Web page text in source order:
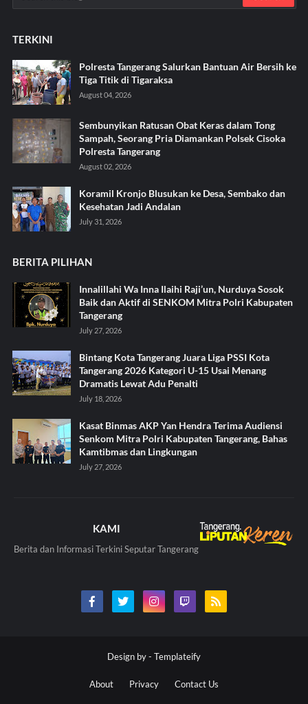
TERKINI
Polresta Tangerang Salurkan Bantuan Air Bersih ke
Tiga Titik di Tigaraksa ‎
August 04, 2026
Sembunyikan Ratusan Obat Keras dalam Tong
Sampah, Seorang Pria Diamankan Polsek Cisoka
Polresta Tangerang
August 02, 2026
Koramil Kronjo Blusukan ke Desa, Sembako dan
Kesehatan Jadi Andalan ‎
July 31, 2026
BERITA PILIHAN
Innalillahi Wa Inna Ilaihi Raji’un, Nurduya Sosok
Baik dan Aktif di SENKOM Mitra Polri Kabupaten
Tangerang
July 27, 2026
Bintang Kota Tangerang Juara Liga PSSI Kota
Tangerang 2026 Kategori U-15 Usai Menang
Dramatis Lewat Adu Penalti
July 18, 2026
Kasat Binmas AKP Yan Hendra Terima Audiensi
Senkom Mitra Polri Kabupaten Tangerang, Bahas
Kamtibmas dan Lingkungan
July 27, 2026
KAMI
Berita dan Informasi Terkini Seputar Tangerang
Design by - Templateify
About Privacy Contact Us